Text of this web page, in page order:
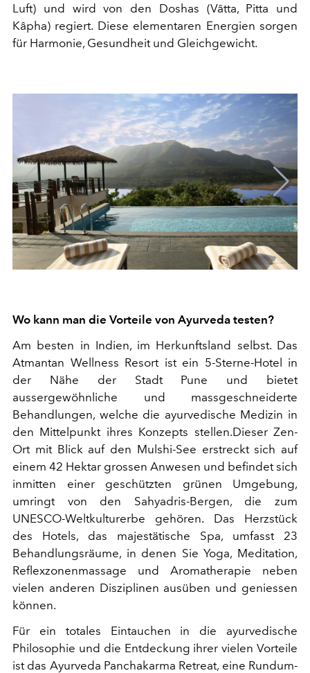
Luft) und wird von den Doshas (Vâtta, Pitta und
Kâpha) regiert. Diese elementaren Energien sorgen
für Harmonie, Gesundheit und Gleichgewicht.
Wo kann man die Vorteile von Ayurveda testen?
Am besten in Indien, im Herkunftsland selbst. Das
Atmantan Wellness Resort ist ein 5-Sterne-Hotel in
der Nähe der Stadt Pune und bietet
aussergewöhnliche und massgeschneiderte
Behandlungen, welche die ayurvedische Medizin in
den Mittelpunkt ihres Konzepts stellen.Dieser Zen-
Ort mit Blick auf den Mulshi-See erstreckt sich auf
einem 42 Hektar grossen Anwesen und befindet sich
inmitten einer geschützten grünen Umgebung,
umringt von den Sahyadris-Bergen, die zum
UNESCO-Weltkulturerbe gehören. Das Herzstück
des Hotels, das majestätische Spa, umfasst 23
Behandlungsräume, in denen Sie Yoga, Meditation,
Reflexzonenmassage und Aromatherapie neben
vielen anderen Disziplinen ausüben und geniessen
können.
Für ein totales Eintauchen in die ayurvedische
Philosophie und die Entdeckung ihrer vielen Vorteile
ist das Ayurveda Panchakarma Retreat, eine Rundum-